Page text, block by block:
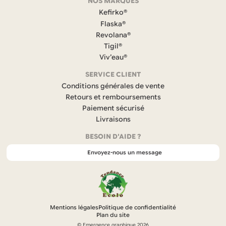
c
e
b
o
o
k
s
’
u
v
r
d
a
n
u
n
n
u
v
Kefirko®
Flaska®
Revolana®
Tigil®
Viv’eau®
SERVICE CLIENT
Conditions générales de vente
Retours et remboursements
Paiement sécurisé
Livraisons
BESOIN D'AIDE ?
Envoyez-nous un message
Mentions légalesPolitique de confidentialité
Plan du site